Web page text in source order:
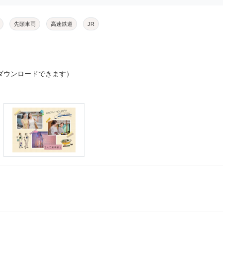
先頭車両 高速鉄道 JR
ウンロードできます）